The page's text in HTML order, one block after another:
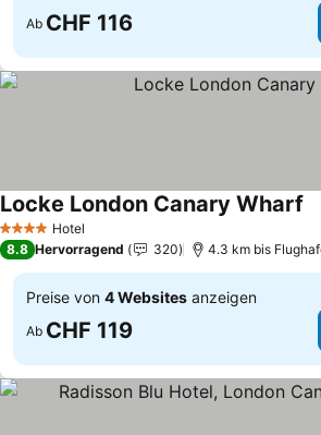
Ab CHF 116
4 Sterne Hotel
Locke London Canary Wharf
8.8 Hervorragend 320 4.3 km bis
Preise von 4 Websites anzeigen
Ab CHF 119